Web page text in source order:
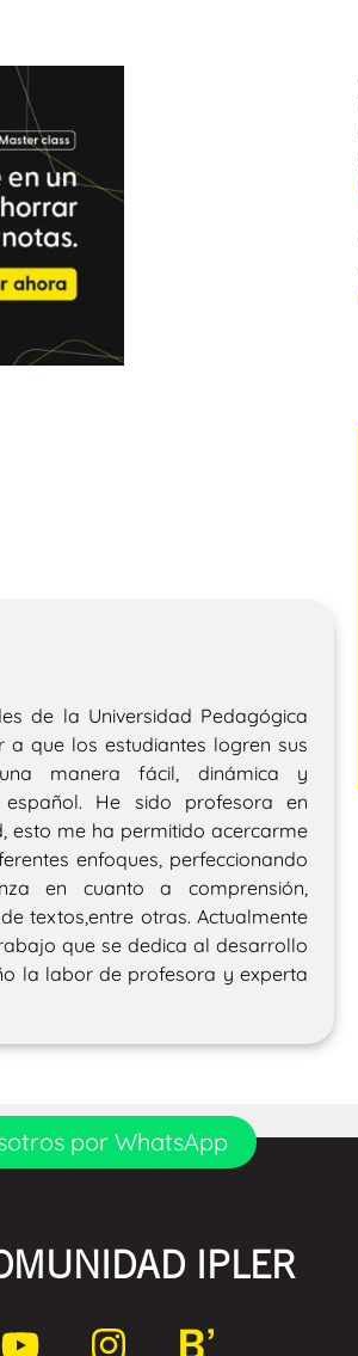
de la Universidad Pedagógica
a que los estudiantes logren sus
manera fácil, dinámica y
He sido profesora en
esto me ha permitido acercarme
enfoques, perfeccionando
en cuanto a comprensión,
textos,entre otras. Actualmente
que se dedica al desarrollo
la labor de profesora y experta
por WhatsApp
IPLER